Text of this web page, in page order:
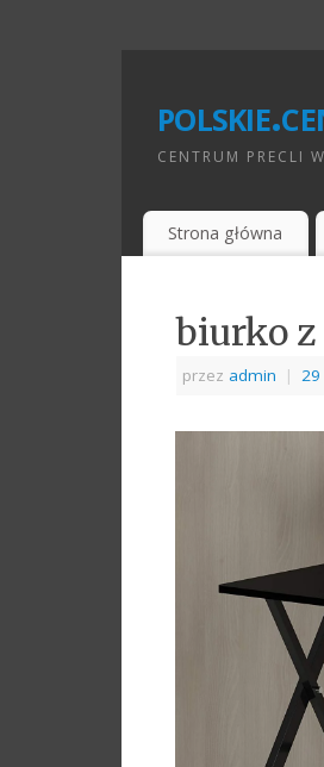
CENTRUM PRECLI
Strona główna
biurko z
przez admin | 29